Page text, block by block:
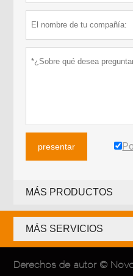
presentar
MÁS PRODUCTOS
MÁS SERVICIOS
Derechos de autor ©